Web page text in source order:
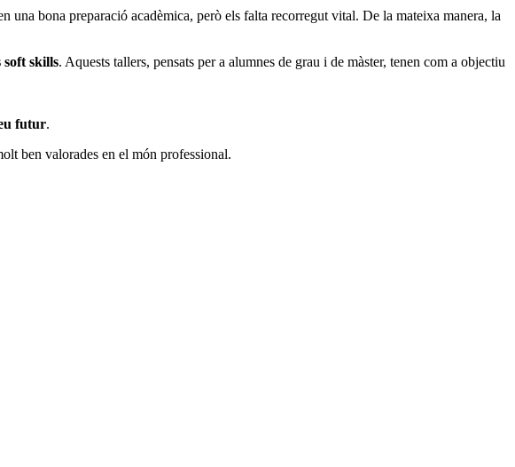
una bona preparació acadèmica, però els falta recorregut vital. De la mateixa manera, la
soft skills. Aquests tallers, pensats per a alumnes de grau i de màster, tenen com a objectiu
futur.
ben valorades en el món professional.